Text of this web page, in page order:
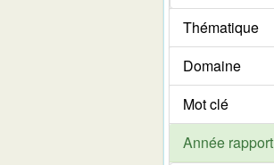
Thématique
Domaine
Mot clé
Année rapport